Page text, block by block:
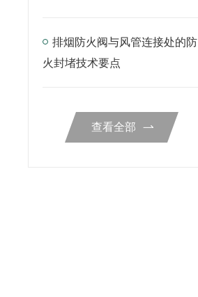
排烟防火阀与风管连接处的防
火封堵技术要点
查看全部